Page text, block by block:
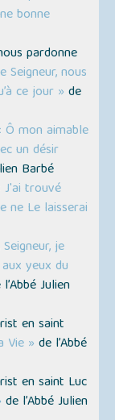
bonne
pardonne
Seigneur, nous
ce jour » de
Ô mon aimable
un désir
Barbé
J'ai trouvé
ne Le laisserai
je
yeux du
Julien
en saint
Vie » de l’Abbé
en saint Luc
de l’Abbé Julien